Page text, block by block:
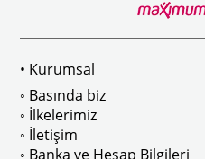
• Kurumsal
◦ Basında biz
◦ İlkelerimiz
◦ İletişim
◦ Banka ve Hesap Bilgileri